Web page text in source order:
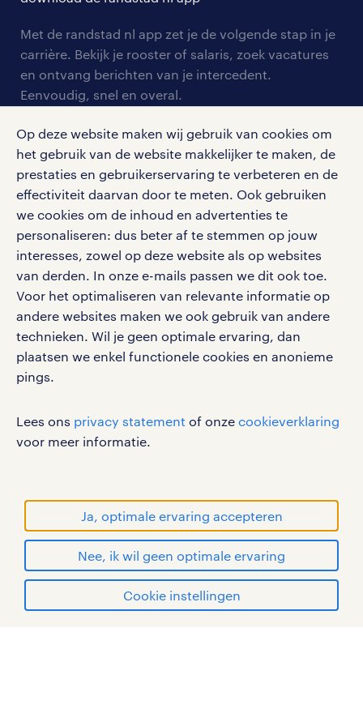
Op deze website maken wij gebruik van cookies om
het gebruik van de website makkelijker te maken, de
prestaties en gebruikerservaring te verbeteren en de
effectiviteit daarvan door te meten. Ook gebruiken
we cookies om de inhoud en advertenties te
personaliseren: dus beter af te stemmen op jouw
interesses, zowel op deze website als op websites
van derden. In onze e-mails passen we dit ook toe.
Voor het optimaliseren van relevante informatie op
andere websites maken we ook gebruik van andere
technieken. Wil je geen optimale ervaring, dan
plaatsen we enkel functionele cookies en anonieme
pings.
Lees ons privacy statement of onze cookieverklaring
voor meer informatie.
Ja, optimale ervaring accepteren
Nee, ik wil geen optimale ervaring
Cookie instellingen
solliciteren
personeel gezocht
aanmelden nieuwsbrief
blogs en artikelen
salarischecker
onze vestigingen
pers
klachten en misstanden
Met de randstad nl app zet je de volgende stap in je
carrière. Bekijk je rooster of salaris, zoek vacatures
en ontvang berichten van je intercedent.
Eenvoudig, snel en overal.
google play store
social media
Volg ons voor de leukste content omtrent
vacatures, solliciteren en inspiratie.
werken bij randstad
privacystatement
sitemap
RANDSTAD, HUMAN FORWARD en SHAPING THE
WORLD OF WORK zijn geregistreerde
handelsmerken van Randstad N.V.